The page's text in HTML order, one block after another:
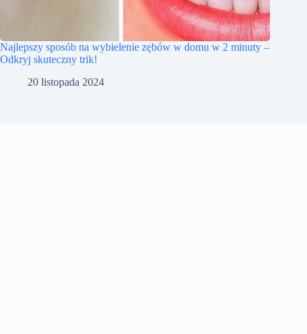
Najlepszy sposób na wybielenie zębów w domu w 2 minuty –
Odkryj skuteczny trik!
20 listopada 2024